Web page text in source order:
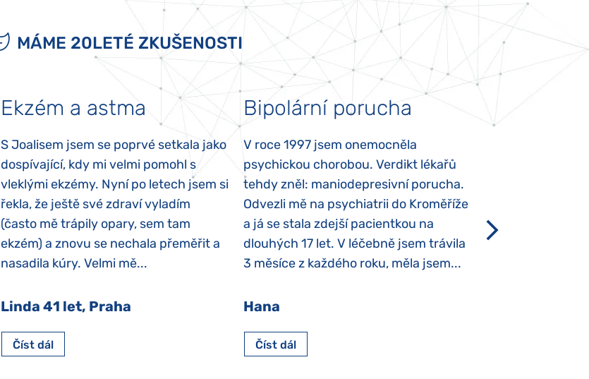
MÁME 20LETÉ ZKUŠENOSTI
Ekzém a astma
S Joalisem jsem se poprvé setkala jako
dospívající, kdy mi velmi pomohl s
vleklými ekzémy. Nyní po letech jsem si
řekla, že ještě své zdraví vyladím
(často mě trápily opary, sem tam
ekzém) a znovu se nechala přeměřit a
nasadila kúry. Velmi mě...
Linda 41 let, Praha
Číst dál
Bipolární porucha
V roce 1997 jsem onemocněla
psychickou chorobou. Verdikt lékařů
tehdy zněl: maniodepresivní porucha.
Odvezli mě na psychiatrii do Kroměříže
a já se stala zdejší pacientkou na
dlouhých 17 let. V léčebně jsem trávila
3 měsíce z každého roku, měla jsem...
Hana
Číst dál
Autismus
který je u
Po půl roce